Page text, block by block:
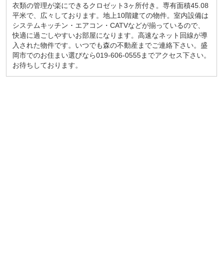
衣類の管理が楽にできるクロゼット3ヶ所付き。専有面積45.08
平米で、広々しております。地上10階建ての物件。室内設備は
システムキッチン・エアコン・CATVなどが揃っているので、
快適に過ごしやすいお部屋になります。高速なネット回線が導
入された物件です。いつでも森の不動産までご連絡下さい。盛
岡市でのお住まい選びなら019-606-0555までアクセス下さい。
お待ちしております。